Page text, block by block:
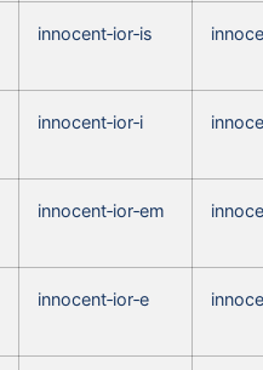
innocent‑ior‑is
innocent‑ior‑i
innocent‑ior‑em
innocent‑ior‑e